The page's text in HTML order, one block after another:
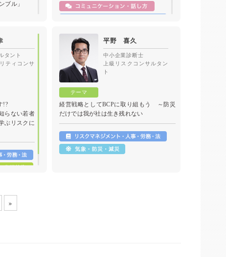
ここが危ない！経営者のいまどきセキュ
ブル」
における防
と財
生活」を守
タント
ティコンサ
!?
い若者
ぶリスクに
平野 喜久
中小企業診断士
上級リスクコンサルタン
ト
経営戦略としてBCPに取り組もう ～防災
だけでは我が社は生き残れない
»